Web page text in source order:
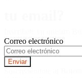
Correo electrónico